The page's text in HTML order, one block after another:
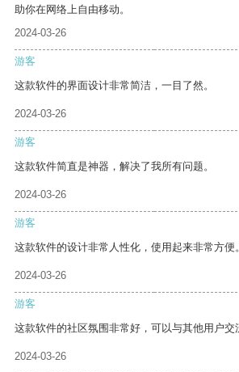
助你在网络上自由移动。
2024-03-26
游客
这款软件的界面设计非常简洁，一目了然。
2024-03-26
游客
这款软件简直是神器，解决了我所有问题。
2024-03-26
游客
这款软件的设计非常人性化，使用起来非常方便。
2024-03-26
游客
这款软件的社区氛围非常好，可以与其他用户交
2024-03-26